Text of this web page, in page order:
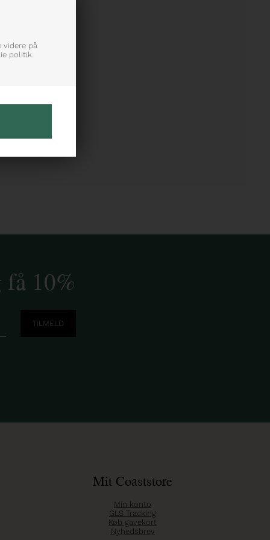
videre på
politik.
10%
Mit Coaststore
Min konto
GLS Tracking
Køb gavekort
Nyhedsbrev